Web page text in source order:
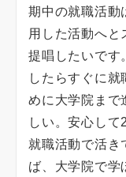
期中の就職活動
用した活動へと
提唱したいです
したらすぐに就
めに大学院まで
しい。安心し
就職活動で活き
ば、大学院で学